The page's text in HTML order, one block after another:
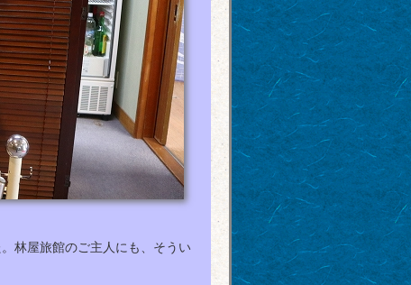
林屋旅館のご主人にも、そうい